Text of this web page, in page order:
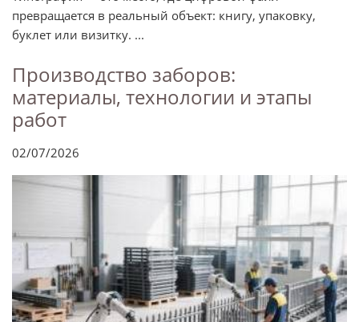
превращается в реальный объект: книгу, упаковку,
буклет или визитку. ...
Производство заборов:
материалы, технологии и этапы
работ
02/07/2026